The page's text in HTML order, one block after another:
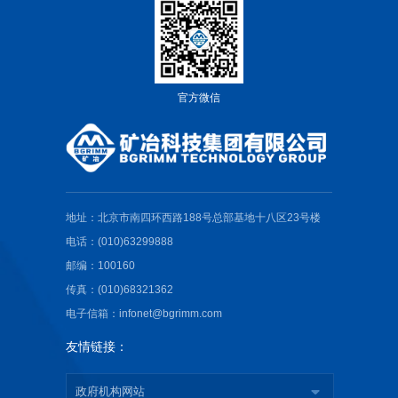
官方微信
地址：北京市南四环西路188号总部基地十八区23号楼
电话：(010)63299888
邮编：100160
传真：(010)68321362
电子信箱：infonet@bgrimm.com
友情链接：
政府机构网站